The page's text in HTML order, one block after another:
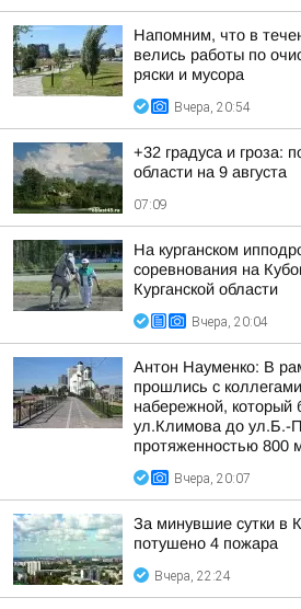
Напомним, что в
велись работы по
ряски и мусора
Вчера, 20:54
+32 градуса и гроза:
области на 9 августа
07:09
На курганском
соревнования на
Курганской области
Вчера, 20:04
Антон Науменко: В
прошлись с
набережной, который
ул.Климова до ул.Б.-
протяженностью 800
Вчера, 20:07
За минувшие сутки в
потушено 4 пожара
Вчера, 22:24